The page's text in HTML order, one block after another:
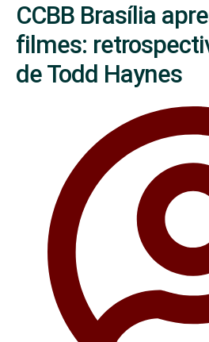
CCBB Brasília
filmes:
de Todd Haynes